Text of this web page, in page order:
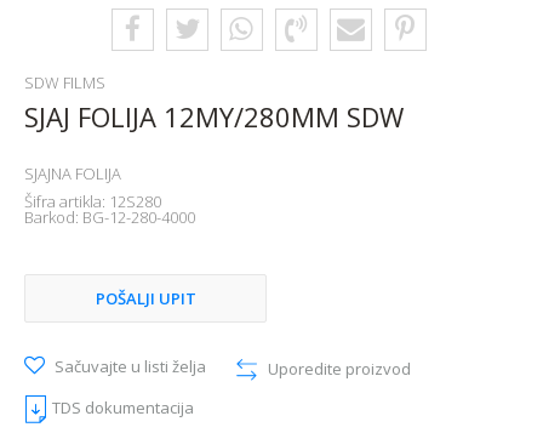
SDW FILMS
SJAJ FOLIJA 12MY/280MM SDW
SJAJNA FOLIJA
Šifra artikla: 12S280
Barkod: BG-12-280-4000
POŠALJI UPIT
Sačuvajte u listi želja
Uporedite proizvod
TDS dokumentacija